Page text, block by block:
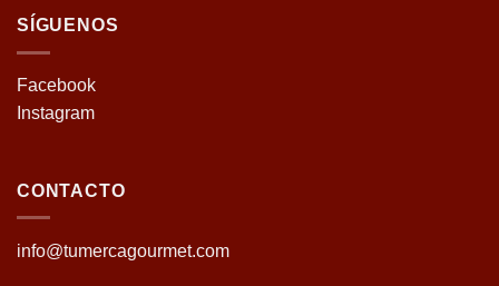
SÍGUENOS
Facebook
Instagram
CONTACTO
info@tumercagourmet.com